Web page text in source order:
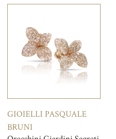
GIOIELLI PASQUALE
BRUNI